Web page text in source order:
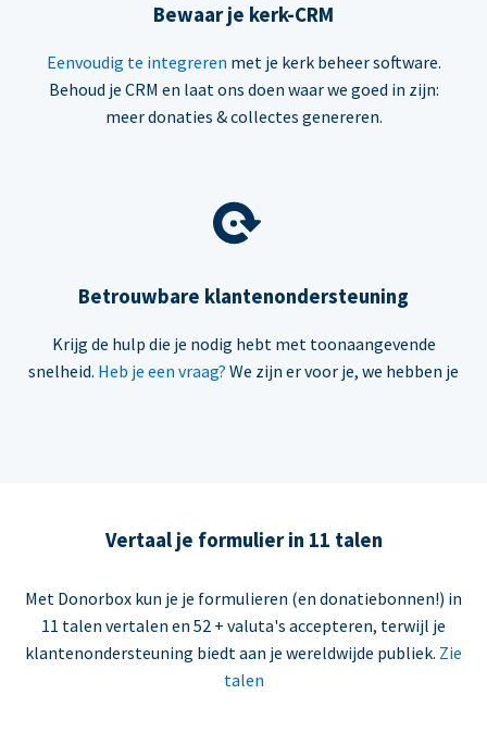
Bewaar je kerk-CRM
Eenvoudig te integreren met je kerk beheer software.
Behoud je CRM en laat ons doen waar we goed in zijn:
meer donaties & collectes genereren.
Betrouwbare klantenondersteuning
Krijg de hulp die je nodig hebt met toonaangevende
snelheid. Heb je een vraag? We zijn er voor je, we hebben je
Vertaal je formulier in 11 talen
Met Donorbox kun je je formulieren (en donatiebonnen!) in
11 talen vertalen en 52 + valuta's accepteren, terwijl je
klantenondersteuning biedt aan je wereldwijde publiek. Zie
talen